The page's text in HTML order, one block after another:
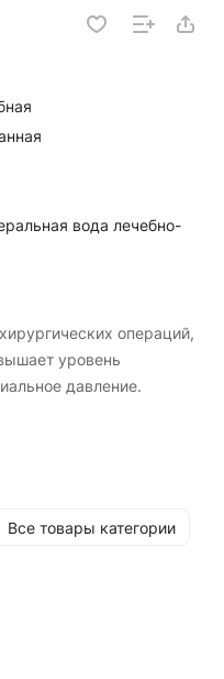
вода лечебно-
операций,
уровень
давление.
Все товары категории